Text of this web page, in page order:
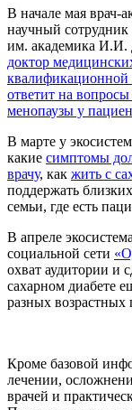
В начале мая врач-
научный
им. академика И.И.
доктор
квалификационной
ответит на
менопаузы у
В марте у
какие симптомы
врачу, как жить с
поддержать
семьи, где есть
В апреле
социальной сети
охват аудитории и
сахарном диабете
разных возрастных
Кроме базовой
лечении,
врачей и